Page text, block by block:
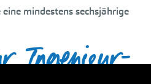
mindestens sechsjährige
Ingenieur-